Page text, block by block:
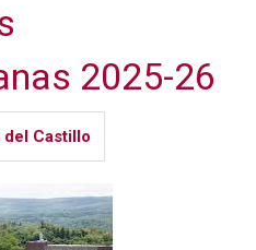
2025-26
Castillo